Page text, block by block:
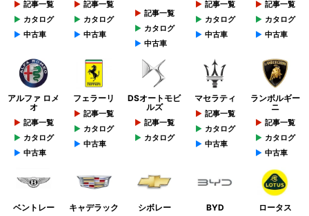
記事一覧
カタログ
中古車
記事一覧
カタログ
中古車
記事一覧
カタログ
中古車
記事一覧
カタログ
中古車
記事一覧
カタログ
中古車
アルファ ロメ
オ
記事一覧
カタログ
中古車
フェラーリ
記事一覧
カタログ
中古車
DSオートモビ
ルズ
記事一覧
カタログ
マセラティ
記事一覧
カタログ
中古車
ランボルギー
ニ
記事一覧
カタログ
中古車
ベントレー キャデラック シボレー BYD ロータス